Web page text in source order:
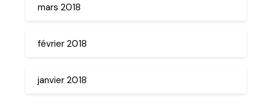
mars 2018
février 2018
janvier 2018